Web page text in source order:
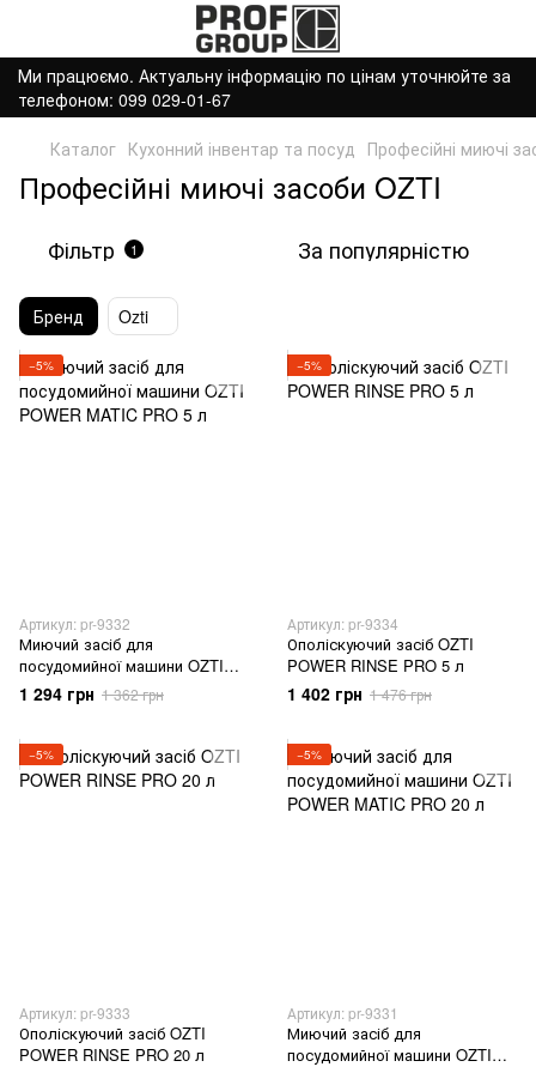
Ми працюємо. Актуальну інформацію по цінам уточнюйте за
телефоном: 099 029-01-67
Каталог Кухонний інвентар та посуд Професійні миючі
Професійні миючі засоби OZTI
Фільтр 1 За популярністю
Бренд Ozti
−5%
Артикул: pr-9332
Миючий засіб для
посудомийної машини OZTI
POWER MATIC PRO 5 л
1 294 грн 1 362 грн
−5%
Артикул: pr-9334
Ополіскуючий засіб OZTI
POWER RINSE PRO 5 л
1 402 грн 1 476 грн
−5%
Артикул: pr-9333
Ополіскуючий засіб OZTI
POWER RINSE PRO 20 л
−5%
Артикул: pr-9331
Миючий засіб для
посудомийної машини OZTI